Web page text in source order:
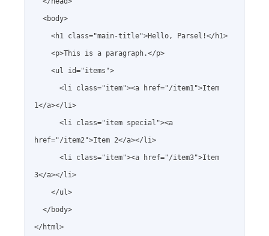
1</a></li>
href="/item2">Item 2</a></li>
3</a></li>
</html>